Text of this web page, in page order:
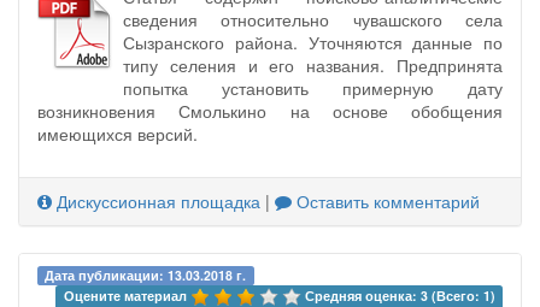
сведения относительно чувашского села
Сызранского района. Уточняются данные по
типу селения и его названия. Предпринята
попытка установить примерную дату
возникновения Смолькино на основе обобщения
имеющихся версий.
Дискуссионная площадка | Оставить комментарий
Дата публикации: 13.03.2018 г.
Оцените материал
Средняя оценка: 3 (Всего: 1)